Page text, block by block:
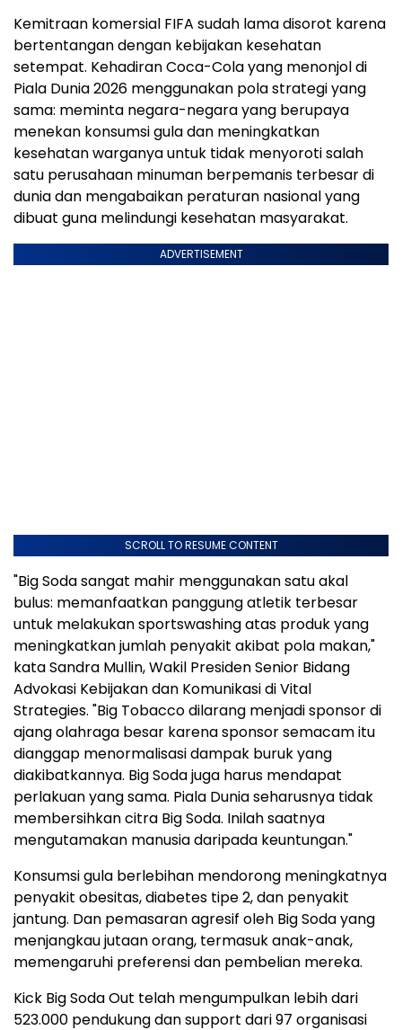
Kemitraan komersial FIFA sudah lama disorot karena
bertentangan dengan kebijakan kesehatan
setempat. Kehadiran Coca-Cola yang menonjol di
Piala Dunia 2026 menggunakan pola strategi yang
sama: meminta negara-negara yang berupaya
menekan konsumsi gula dan meningkatkan
kesehatan warganya untuk tidak menyoroti salah
satu perusahaan minuman berpemanis terbesar di
dunia dan mengabaikan peraturan nasional yang
dibuat guna melindungi kesehatan masyarakat.
ADVERTISEMENT
SCROLL TO RESUME CONTENT
"Big Soda sangat mahir menggunakan satu akal
bulus: memanfaatkan panggung atletik terbesar
untuk melakukan sportswashing atas produk yang
meningkatkan jumlah penyakit akibat pola makan,"
kata Sandra Mullin, Wakil Presiden Senior Bidang
Advokasi Kebijakan dan Komunikasi di Vital
Strategies. "Big Tobacco dilarang menjadi sponsor di
ajang olahraga besar karena sponsor semacam itu
dianggap menormalisasi dampak buruk yang
diakibatkannya. Big Soda juga harus mendapat
perlakuan yang sama. Piala Dunia seharusnya tidak
membersihkan citra Big Soda. Inilah saatnya
mengutamakan manusia daripada keuntungan."
Konsumsi gula berlebihan mendorong meningkatnya
penyakit obesitas, diabetes tipe 2, dan penyakit
jantung. Dan pemasaran agresif oleh Big Soda yang
menjangkau jutaan orang, termasuk anak-anak,
memengaruhi preferensi dan pembelian mereka.
Kick Big Soda Out telah mengumpulkan lebih dari
523.000 pendukung dan support dari 97 organisasi